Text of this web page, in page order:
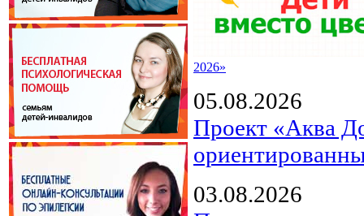
2026»
05.08.2026
Проект «Аква
03.08.2026